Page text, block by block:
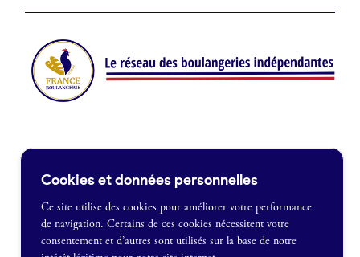
Je crée mon compte
France Boulangerie
1 rue Alexandre Fleming
Je souhaite être recontacté
Cookies et données personnelles
Ce site utilise des cookies pour améliorer votre performance
de navigation. Certains de ces cookies nécessitent votre
consentement et d’autres sont utilisés sur la base de notre